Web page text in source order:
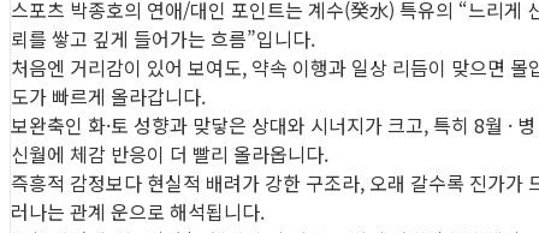
스포츠 박종호의 연애/대인 포인트는 계수(癸水) 특유의 “느리게
뢰를 쌓고 깊게 들어가는 흐름”입니다.
처음엔 거리감이 있어 보여도, 약속 이행과 일상 리듬이 맞으면 몰
도가 빠르게 올라갑니다.
보완축인 화·토 성향과 맞닿은 상대와 시너지가 크고, 특히 8월 · 병
신월에 체감 반응이 더 빨리 올라옵니다.
즉흥적 감정보다 현실적 배려가 강한 구조라, 오래 갈수록 진가가
러나는 관계 운으로 해석됩니다.